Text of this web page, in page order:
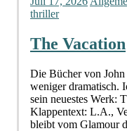
thriller
The Vacation
Die Bücher von
weniger dramatisch.
sein neuestes Werk:
Klappentext: L.A.,
bleibt vom Glamour